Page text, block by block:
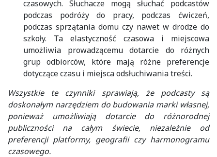
czasowych. Słuchacze mogą słuchać podcastów
podczas podróży do pracy, podczas ćwiczeń,
podczas sprzątania domu czy nawet w drodze do
szkoły. Ta elastyczność czasowa i miejscowa
umożliwia prowadzącemu dotarcie do różnych
grup odbiorców, które mają różne preferencje
dotyczące czasu i miejsca odsłuchiwania treści.
Wszystkie te czynniki sprawiają, że podcasty są
doskonałym narzędziem do budowania marki własnej,
ponieważ umożliwiają dotarcie do różnorodnej
publiczności na całym świecie, niezależnie od
preferencji platformy, geografii czy harmonogramu
czasowego.